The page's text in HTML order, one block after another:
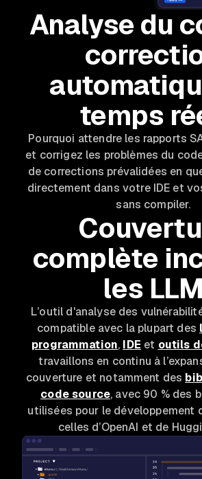
Analyse du
temps
Pourquoi attendre les rapports
et corrigez les problèmes du
de corrections prévalidées en
directement dans votre IDE et
sans compiler.
complète
les LLM
L’outil d'analyse des
compatible avec la plupart des
programmation, IDE et outils
travaillons en continu à
couverture et notamment des
code source, avec 90 % des
utilisées pour le développement
celles d’OpenAI et de